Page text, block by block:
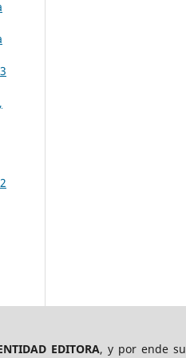
EDITORA, y por ende su